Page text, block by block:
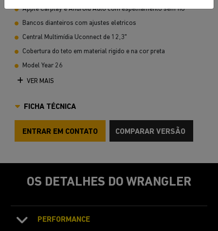
Apple Carplay e Android Auto com espelhamento sem fio
Bancos dianteiros com ajustes eletricos
Central Multimídia Uconnect de 12,3"
Cobertura do teto em material rigido e na cor preta
Model Year 26
VER MAIS
FICHA TÉCNICA
ENTRAR EM CONTATO COMPARAR VERSÃO
OS DETALHES DO WRANGLER
PERFORMANCE